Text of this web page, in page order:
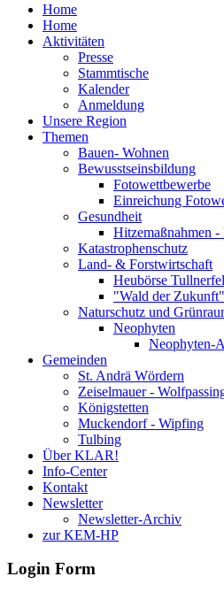
Home
Home
Aktivitäten
Presse
Stammtische
Kalender
Anmeldung
Unsere Region
Themen
Bauen- Wohnen
Bewusstseinsbildung
Fotowettbewerbe
Einreichung
Gesundheit
Hitzemaßnahmen -
Katastrophenschutz
Land- & Forstwirtschaft
Heubörse
"Wald der
Naturschutz und
Neophyten
Neophyten-
Gemeinden
St. Andrä Wördern
Zeiselmauer -
Königstetten
Muckendorf - Wipfing
Tulbing
Über KLAR!
Info-Center
Kontakt
Newsletter
Newsletter-Archiv
zur KEM-HP
Login Form